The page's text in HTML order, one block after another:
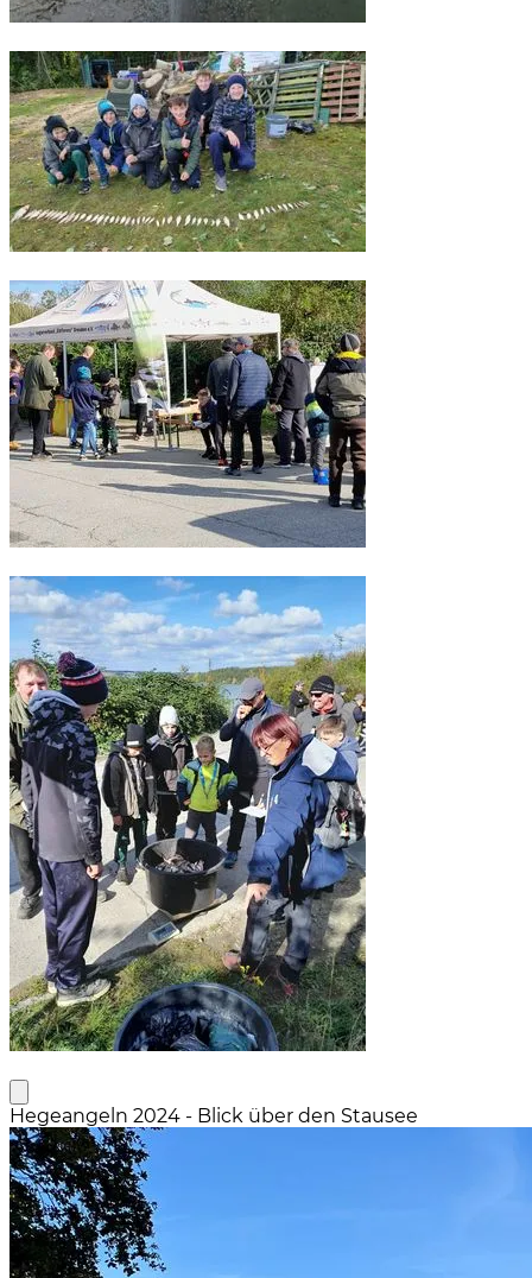
Hegeangeln 2024 - Blick über den Stausee